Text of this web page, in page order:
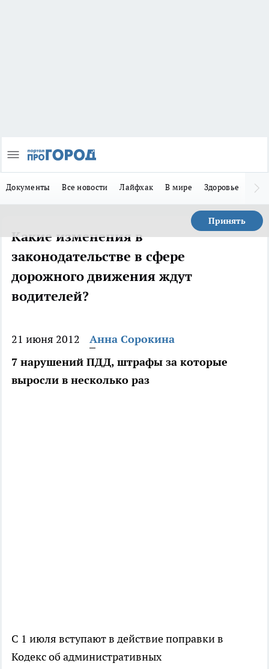
Документы Все новости Лайфхак В мире Здоровье
Принять
Какие изменения в
законодательстве в сфере
дорожного движения ждут
водителей?
21 июня 2012
Анна Сорокина
7 нарушений ПДД, штрафы за которые
выросли в несколько раз
С 1 июля вступают в действие поправки в
Кодекс об административных